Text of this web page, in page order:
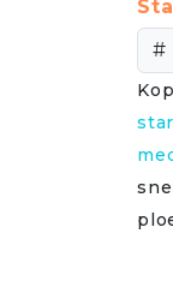
#